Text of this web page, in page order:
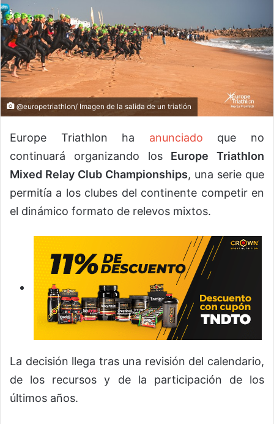
@europetriathlon/ Imagen de la salida de un triatlón
Europe Triathlon ha anunciado que no
continuará organizando los Europe Triathlon
Mixed Relay Club Championships, una serie que
permitía a los clubes del continente competir en
el dinámico formato de relevos mixtos.
La decisión llega tras una revisión del calendario,
de los recursos y de la participación de los
últimos años.